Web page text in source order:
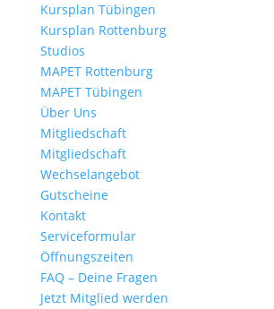
Kursplan Tübingen
Kursplan Rottenburg
Studios
MAPET Rottenburg
MAPET Tübingen
Über Uns
Mitgliedschaft
Mitgliedschaft
Wechselangebot
Gutscheine
Kontakt
Serviceformular
Öffnungszeiten
FAQ – Deine Fragen
Jetzt Mitglied werden